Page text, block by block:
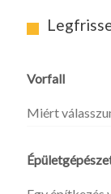
Vorfall
Miért